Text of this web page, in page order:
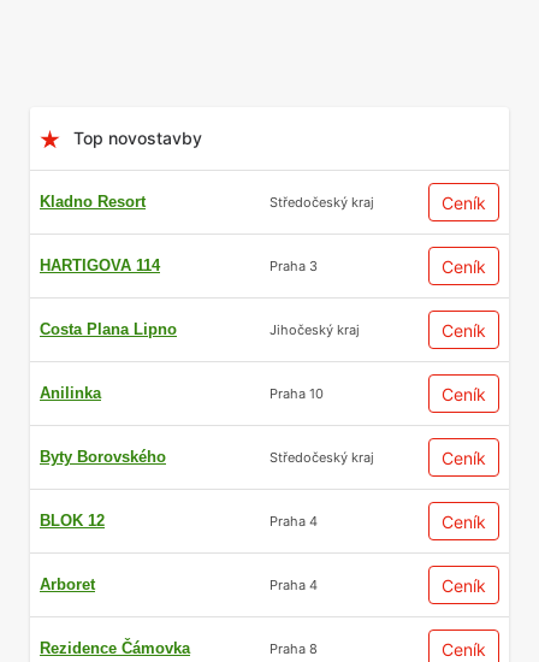
Top novostavby
Kladno Resort Středočeský kraj Ceník
HARTIGOVA 114 Praha 3 Ceník
Costa Plana Lipno Jihočeský kraj Ceník
Anilinka Praha 10 Ceník
Byty Borovského Středočeský kraj Ceník
BLOK 12 Praha 4 Ceník
Arboret Praha 4 Ceník
Rezidence Čámovka Praha 8 Ceník